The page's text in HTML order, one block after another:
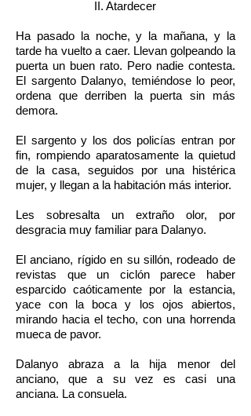
II. Atardecer
Ha pasado la noche, y la mañana, y la
tarde ha vuelto a caer. Llevan golpeando la
puerta un buen rato. Pero nadie contesta.
El sargento Dalanyo, temiéndose lo peor,
ordena que derriben la puerta sin más
demora.
El sargento y los dos policías entran por
fin, rompiendo aparatosamente la quietud
de la casa, seguidos por una histérica
mujer, y llegan a la habitación más interior.
Les sobresalta un extraño olor, por
desgracia muy familiar para Dalanyo.
El anciano, rígido en su sillón, rodeado de
revistas que un ciclón parece haber
esparcido caóticamente por la estancia,
yace con la boca y los ojos abiertos,
mirando hacia el techo, con una horrenda
mueca de pavor.
Dalanyo abraza a la hija menor del
anciano, que a su vez es casi una
anciana. La consuela.